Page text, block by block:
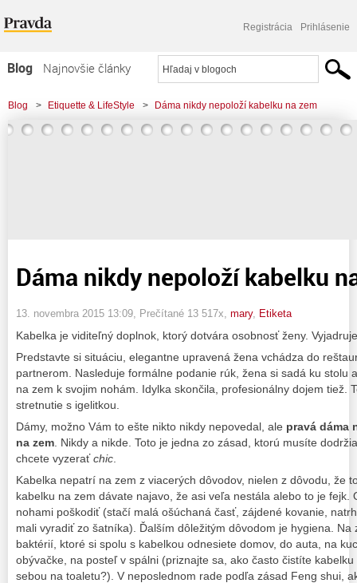
Registrácia Prihlásenie
Blog
Najnovšie články
Najčítanejšie články
Najkomentovanejšie články
Blog > Etiquette & LifeStyle > Dáma nikdy nepoloží kabelku na zem
Dáma nikdy nepoloží kabelku
13. novembra 2015 13:09 , Prečítané 13 517x, mary, Etiketa
Kabelka je viditeľný doplnok, ktorý dotvára osobnosť ženy.
Predstavte si situáciu, elegantne upravená žena vchádza do
partnerom. Nasleduje formálne podanie rúk, žena si sadá ku stolu
na zem k svojim nohám. Idylka skončila, profesionálny dojem tiež.
stretnutie s igelitkou.
Dámy, možno Vám to ešte nikto nikdy nepovedal, ale pravá dáma
na zem . Nikdy a nikde. Toto je jedna zo zásad, ktorú musíte
chcete vyzeraťchic
Kabelka nepatrí na zem z viacerých dôvodov, nielen z dôvodu, že
kabelku na zem dávate najavo, že asi veľa nestála alebo to je fejk.
nohami poškodiť (stačí malá ošúchaná časť, zájdené kovanie,
mali vyradiť zo šatníka). Ďalším dôležitým dôvodom je hygiena. Na
baktérií, ktoré si spolu s kabelkou odnesiete domov, do auta, na
obývačke, na posteľ v spálni (priznajte sa, ako často čistíte
sebou na toaletu?). V neposlednom rade podľa zásad Feng shui,